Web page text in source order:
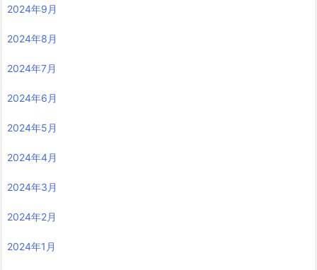
2024年9月
2024年8月
2024年7月
2024年6月
2024年5月
2024年4月
2024年3月
2024年2月
2024年1月